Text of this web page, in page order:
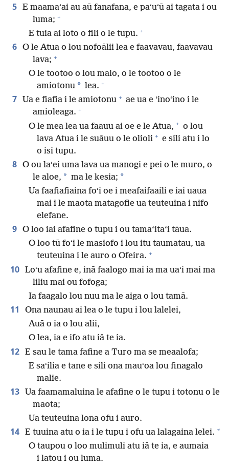
5 E maamaʻai au aū fanafana, e paʻuʻū ai tagata i ou
luma; +
E tuia ai loto o fili o le tupu. +
6 O le Atua o lou nofoālii lea e faavavau, faavavau
lava; +
O le tootoo o lou malo, o le tootoo o le
amiotonu * lea. +
7 Ua e fiafia i le amiotonu + ae ua e ʻinoʻino i le
amioleaga. +
O le mea lea ua faauu ai oe e le Atua, + o lou
lava Atua i le suāuu o le olioli + e sili atu i lo
o isi tupu.
8 O ou laʻei uma lava ua manogi e pei o le muro, o
le aloe, * ma le kesia; *
Ua faafiafiaina foʻi oe i meafaifaaili e iai uaua
mai i le maota matagofie ua teuteuina i nifo
elefane.
9 O loo iai afafine o tupu i ou tama‘ita‘i tāua.
O loo tū foʻi le masiofo i lou itu taumatau, ua
teuteuina i le auro o Ofeira. +
10 Loʻu afafine e, inā faalogo mai ia ma uaʻi mai ma
liliu mai ou fofoga;
Ia faagalo lou nuu ma le aiga o lou tamā.
11
Ona naunau ai lea o le tupu i lou lalelei,
Auā o ia o lou alii,
O lea, ia e ifo atu iā te ia.
12 E sau le tama fafine a Turo ma se meaalofa;
E saʻilia e tane e sili ona mauʻoa lou finagalo
malie.
13 Ua faamamaluina le afafine o le tupu i totonu o le
maota;
Ua teuteuina lona ofu i auro.
14 E tuuina atu o ia i le tupu i ofu ua lalagaina lelei. *
O taupou o loo mulimuli atu iā te ia, e aumaia
i latou i ou luma.